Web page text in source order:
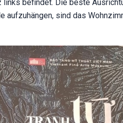
befindet. Die beste
aufzuhängen, sind das